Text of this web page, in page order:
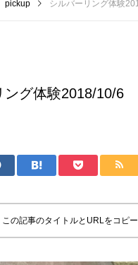
pickup シルバーリング体験
ング体験2018/10/6
この記事のタイトルとURLをコピ